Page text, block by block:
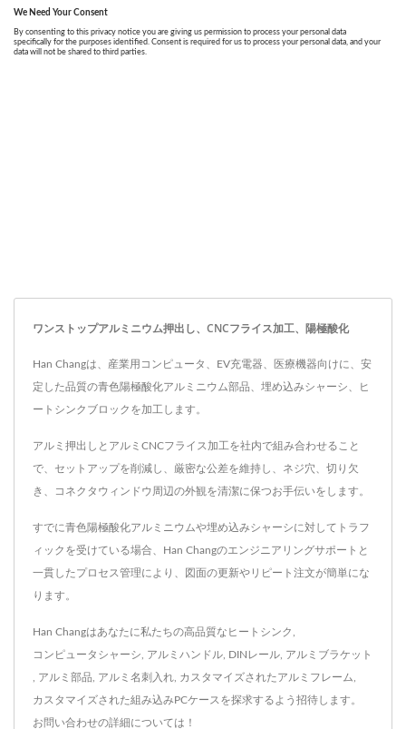
ワンストップアルミニウム押出し、CNCフライス加工、陽極酸化
Han Changは、産業用コンピュータ、EV充電器、医療機器向けに、安
定した品質の青色陽極酸化アルミニウム部品、埋め込みシャーシ、ヒ
ートシンクブロックを加工します。
アルミ押出しとアルミCNCフライス加工を社内で組み合わせること
で、セットアップを削減し、厳密な公差を維持し、ネジ穴、切り欠
き、コネクタウィンドウ周辺の外観を清潔に保つお手伝いをします。
すでに青色陽極酸化アルミニウムや埋め込みシャーシに対してトラフ
ィックを受けている場合、Han Changのエンジニアリングサポートと
一貫したプロセス管理により、図面の更新やリピート注文が簡単にな
ります。
Han Changはあなたに私たちの高品質な ヒートシンク
コンピュータシャーシ アルミハンドル DINレール アルミブラケット
アルミ部品 アルミ名刺入れ カスタマイズされたアルミフレーム
カスタマイズされた組み込みPCケース を探求するよう招待します。
お問い合わせの詳細については！